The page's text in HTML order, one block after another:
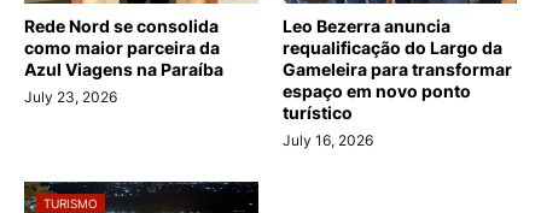
Rede Nord se consolida
como maior parceira da
Azul Viagens na Paraíba
July 23, 2026
Leo Bezerra anuncia
requalificação do Largo da
Gameleira para transformar
espaço em novo ponto
turístico
July 16, 2026
TURISMO